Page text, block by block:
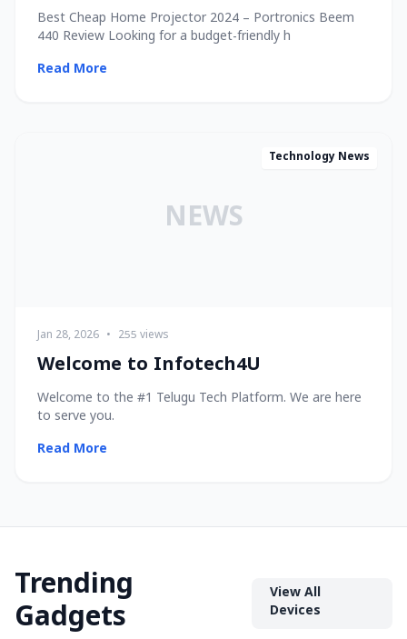
Best Cheap Home Projector 2024 – Portronics Beem
440 Review Looking for a budget-friendly h
Read More
NEWS
Technology News
Jan 28, 2026 • 255 views
Welcome to Infotech4U
Welcome to the #1 Telugu Tech Platform. We are here
to serve you.
Read More
Trending
Gadgets
View All
Devices